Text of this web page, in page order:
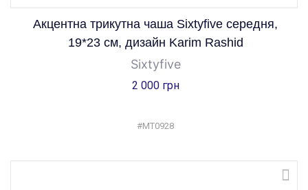
Акцентна трикутна чаша Sixtyfive середня,
19*23 см, дизайн Karim Rashid
Sixtyfive
2 000 грн
#MT0928